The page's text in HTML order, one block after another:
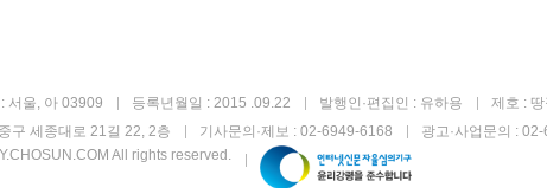
서울, 아 03909 등록년월일 : 2015 .09.22 발행인·편집인 : 유하용 제호 :
구 세종대로 21길 22, 2층
기사문의·제보 : 02-6949-6168 광고·사업문의 :
All rights reserved.